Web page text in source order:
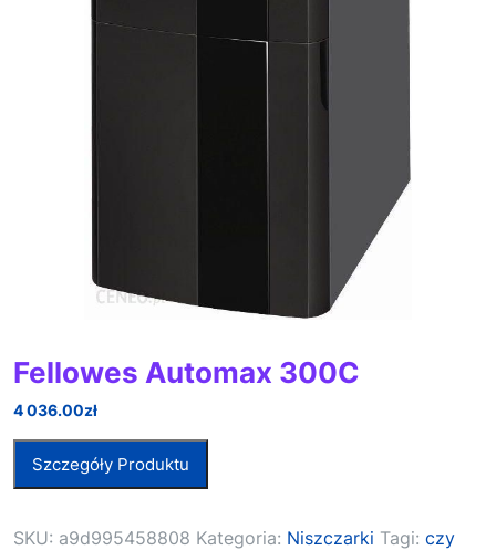
Fellowes Automax 300C
4 036.00zł
Szczegóły Produktu
SKU: a9d995458808 Kategoria: Niszczarki Tagi: czy